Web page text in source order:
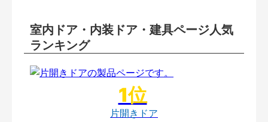
室内ドア・内装ドア・建具ページ人気
ランキング
片開きドア